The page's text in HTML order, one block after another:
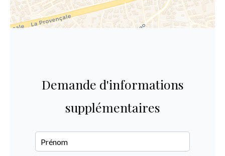
Demande d'informations
supplémentaires